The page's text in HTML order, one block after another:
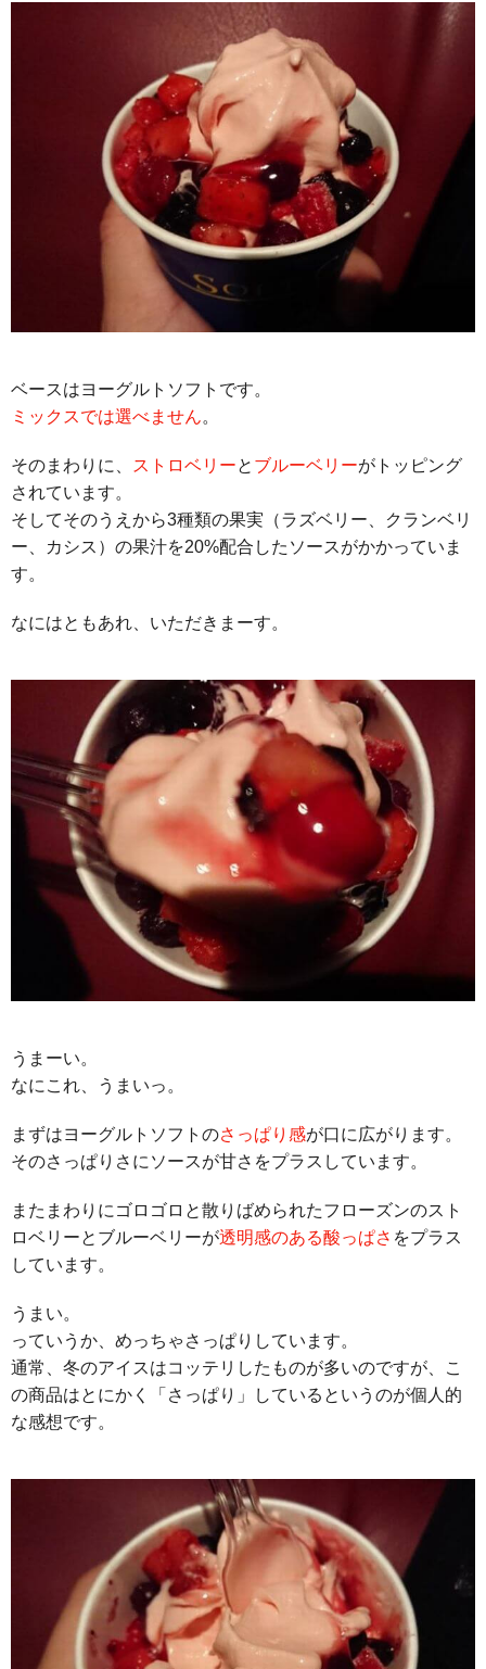
ベースはヨーグルトソフトです。
ミックスでは選べません。
そのまわりに、 ストロベリーと ブルーベリーがトッピング
されています。
そしてそのうえから3種類の果実（ラズベリー、クランベリ
ー、カシス）の果汁を20%配合したソースがかかっていま
す。
なにはともあれ、いただきまーす。
うまーい。
なにこれ、うまいっ。
まずはヨーグルトソフトのさっぱり感が口に広がります。
そのさっぱりさにソースが甘さをプラスしています。
またまわりにゴロゴロと散りばめられたフローズンのスト
ロベリーとブルーベリーが透明感のある酸っぱさ をプラス
しています。
うまい。
っていうか、めっちゃさっぱりしています。
通常、冬のアイスはコッテリしたものが多いのですが、こ
の商品はとにかく「さっぱり」しているというのが個人的
な感想です。